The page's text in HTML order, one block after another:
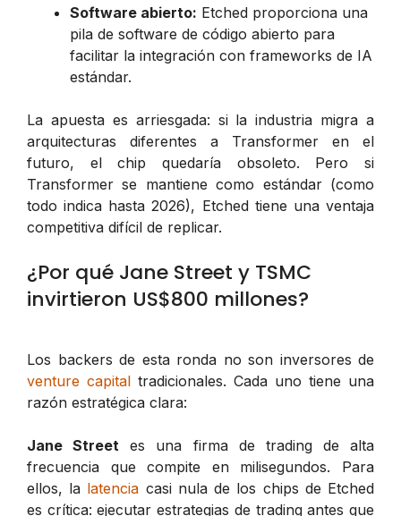
Software abierto: Etched proporciona una
pila de software de código abierto para
facilitar la integración con frameworks de IA
estándar.
La apuesta es arriesgada: si la industria migra a
arquitecturas diferentes a Transformer en el
futuro, el chip quedaría obsoleto. Pero si
Transformer se mantiene como estándar (como
todo indica hasta 2026), Etched tiene una ventaja
competitiva difícil de replicar.
¿Por qué Jane Street y TSMC
invirtieron US$800 millones?
Los backers de esta ronda no son inversores de
venture capital tradicionales. Cada uno tiene una
razón estratégica clara:
Jane Street es una firma de trading de alta
frecuencia que compite en milisegundos. Para
ellos, la latencia casi nula de los chips de Etched
es crítica: ejecutar estrategias de trading antes que